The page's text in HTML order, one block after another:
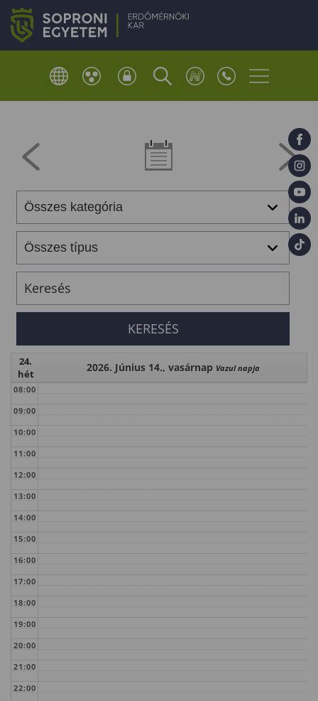
24.
hét
2026. Június 14., vasárnap Vazul napja
08:00
09:00
10:00
11:00
12:00
13:00
14:00
15:00
16:00
17:00
18:00
19:00
20:00
21:00
22:00